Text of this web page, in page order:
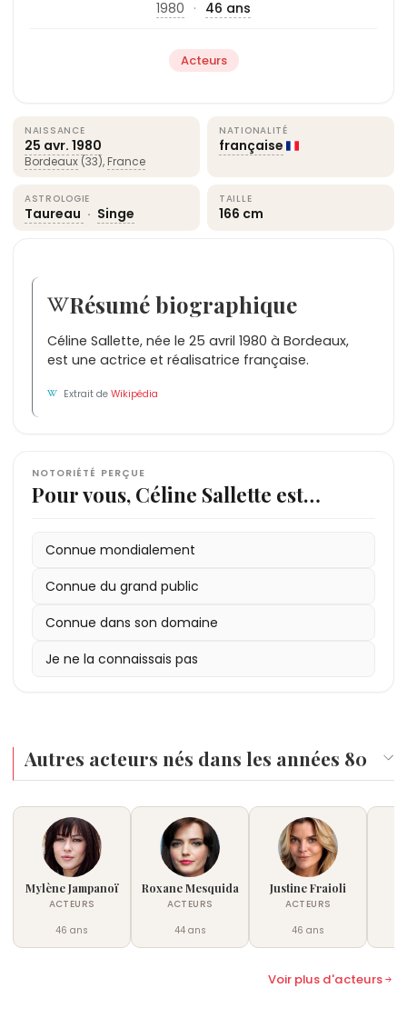
1980 · 46 ans
Acteurs
NAISSANCE
25 avr. 1980
Bordeaux (33), France
NATIONALITÉ
française
ASTROLOGIE
Taureau · Singe
TAILLE
166 cm
Résumé biographique
Céline Sallette, née le 25 avril 1980 à Bordeaux,
est une actrice et réalisatrice française.
Extrait deWikipédia
NOTORIÉTÉ PERÇUE
Pour vous, Céline Sallette est…
Connue mondialement
Connue du grand public
Connue dans son domaine
Je ne la connaissais pas
Autres acteurs nés dans les années 80
Mylène Jampanoï
ACTEURS
46 ans
Roxane Mesquida
ACTEURS
44 ans
Justine Fraioli
ACTEURS
46 ans
Voir plus d'acteurs